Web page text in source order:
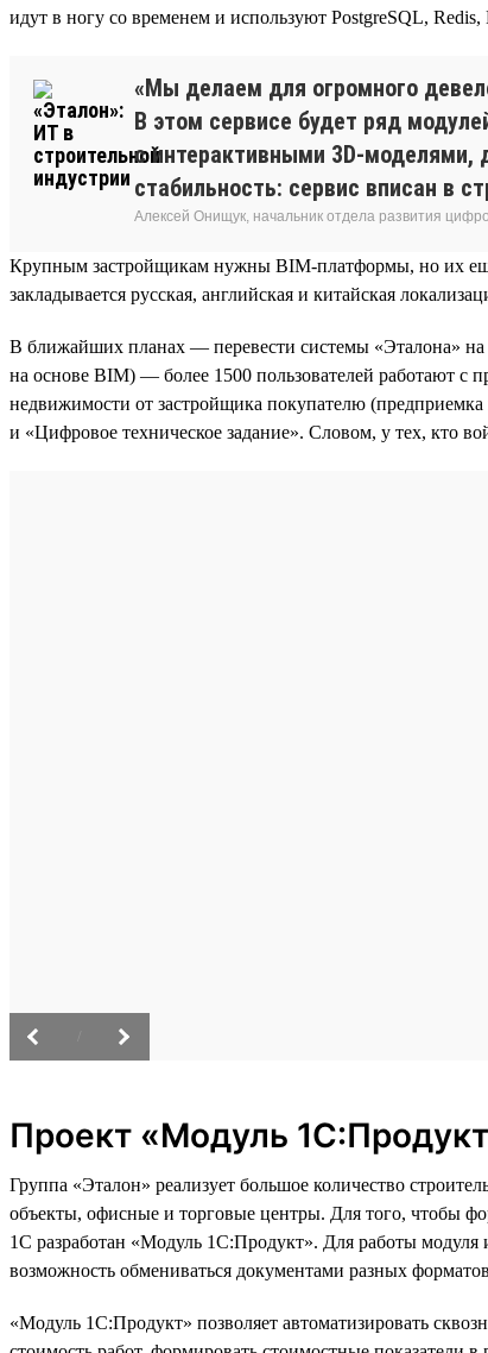
идут в ногу со временем и используют PostgreSQL,
«Мы делаем для огромного
В этом сервисе будет ряд
с интерактивными 3D-моделями,
стабильность: сервис вписан в
Алексей Онищук, начальник отдела развития
Крупным застройщикам нужны BIM-платформы, но их еще
закладывается русская, английская и китайская
В ближайших планах — перевести системы «Эталона»
на основе BIM) — более 1500 пользователей работают с
недвижимости от застройщика покупателю
и «Цифровое техническое задание». Словом, у тех, кто
Проект «Модуль
Группа «Эталон» реализует большое количество
объекты, офисные и торговые центры. Для того, чтобы
1С разработан «Модуль 1С:Продукт». Для работы модуля
возможность обмениваться документами разных
«Модуль 1С:Продукт» позволяет автоматизировать